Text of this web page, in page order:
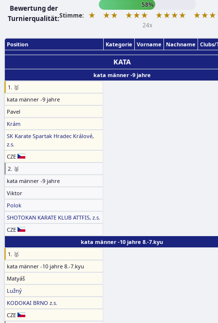
Bewertung der
Turnierqualität:
58%
Stimme:
★ ★★ ★★★ ★★★★
24x
Position Kategorie Vorname Nachname Clubs/
KATA
kata männer -9 jahre
1. 🥇
kata männer -9 jahre
Pavel
Krám
SK Karate Spartak Hradec Králové,
z.s.
CZE
2. 🥈
kata männer -9 jahre
Viktor
Polok
SHOTOKAN KARATE KLUB ATTFIS, z.s.
CZE
kata männer -10 jahre 8.-7.kyu
1. 🥇
kata männer -10 jahre 8.-7.kyu
Matyáš
Lužný
KODOKAI BRNO z.s.
CZE